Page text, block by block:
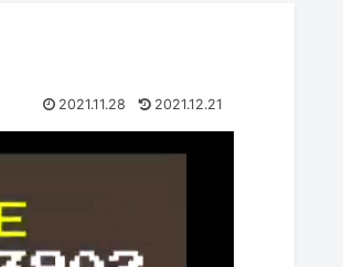
2021.11.28 2021.12.21